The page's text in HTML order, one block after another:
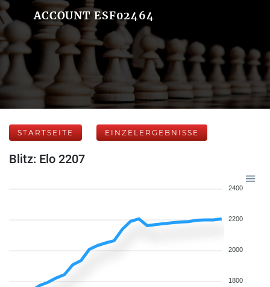
ACCOUNT ESF02464
STARTSEITE EINZELERGEBNISSE
Blitz: Elo 2207
2400
2200
2000
1800